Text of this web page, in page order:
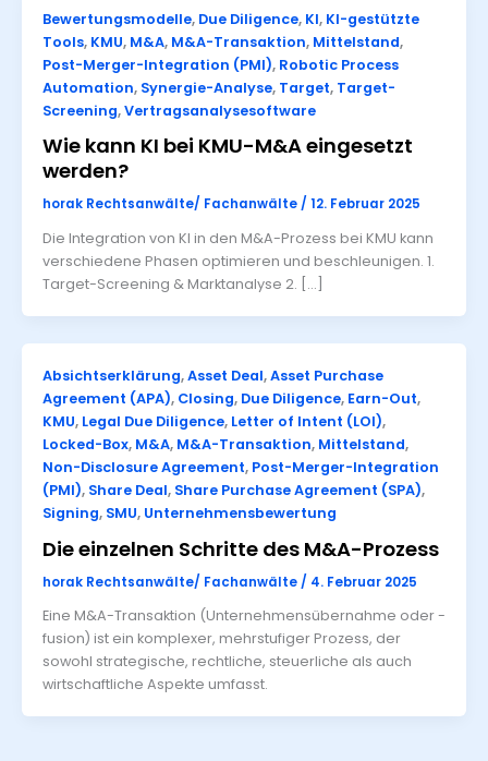
Bewertungsmodelle, Due Diligence, KI, KI-gestützte
Tools, KMU, M&A, M&A-Transaktion, Mittelstand,
Post-Merger-Integration (PMI), Robotic Process
Automation, Synergie-Analyse, Target, Target-
Screening,Vertragsanalysesoftware
Wie kann KI bei KMU-M&A eingesetzt
werden?
horak Rechtsanwälte/ Fachanwälte / 12. Februar 2025
Die Integration von KI in den M&A-Prozess bei KMU kann
verschiedene Phasen optimieren und beschleunigen. 1.
Target-Screening & Marktanalyse 2. […]
Absichtserklärung,Asset Deal,Asset Purchase
Agreement (APA), Closing, Due Diligence, Earn-Out,
KMU, Legal Due Diligence, Letter of Intent (LOI),
Locked-Box, M&A, M&A-Transaktion, Mittelstand,
Non-Disclosure Agreement, Post-Merger-Integration
(PMI), Share Deal, Share Purchase Agreement (SPA),
Signing, SMU, Unternehmensbewertung
Die einzelnen Schritte des M&A-Prozess
horak Rechtsanwälte/ Fachanwälte / 4. Februar 2025
Eine M&A-Transaktion (Unternehmensübernahme oder -
fusion) ist ein komplexer, mehrstufiger Prozess, der
sowohl strategische, rechtliche, steuerliche als auch
wirtschaftliche Aspekte umfasst.